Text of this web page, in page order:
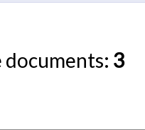
documents: 3